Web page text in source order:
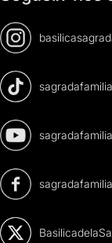
sagradafamilia